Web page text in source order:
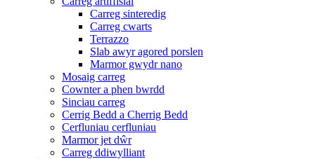
Carreg sinteredig
Carreg cwarts
Terrazzo
Slab awyr agored porslen
Marmor gwydr nano
Mosaig carreg
Cownter a phen bwrdd
Sinciau carreg
Cerrig Bedd a Cherrig Bedd
Cerfluniau cerfluniau
Marmor jet dŵr
Carreg ddiwylliant